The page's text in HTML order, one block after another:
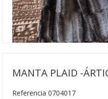
MANTA PLAID -
Referencia 0704017